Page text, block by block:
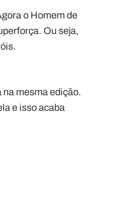
o Homem de
Ou seja,
na mesma edição.
e isso acaba